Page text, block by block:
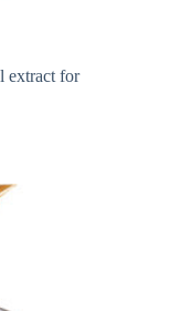
extract for